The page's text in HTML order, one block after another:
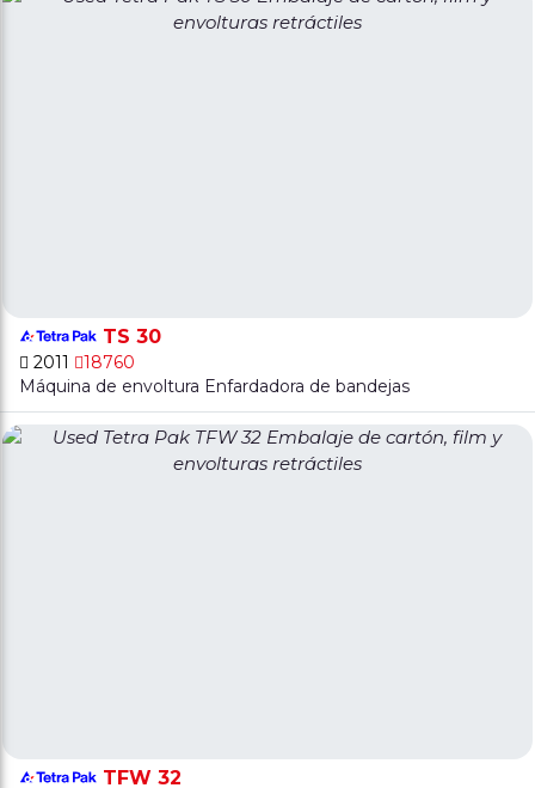
TS 30
2011
18760
Máquina de envoltura Enfardadora de bandejas
TFW 32